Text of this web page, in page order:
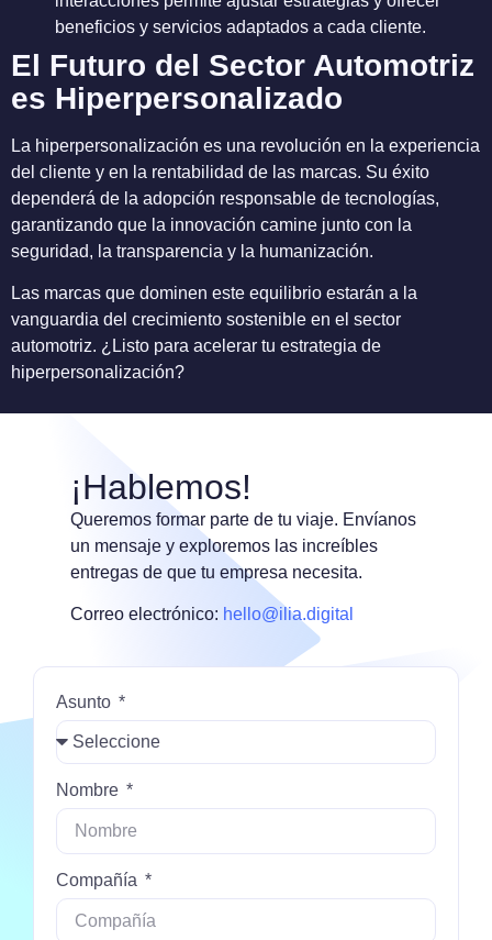
beneficios y servicios adaptados a cada cliente.
El Futuro del Sector Automotriz
es Hiperpersonalizado
La hiperpersonalización es una revolución en la experiencia
del cliente y en la rentabilidad de las marcas. Su éxito
dependerá de la adopción responsable de tecnologías,
garantizando que la innovación camine junto con la
seguridad, la transparencia y la humanización.
Las marcas que dominen este equilibrio estarán a la
vanguardia del crecimiento sostenible en el sector
automotriz. ¿Listo para acelerar tu estrategia de
hiperpersonalización?
Asunto
Nombre
Compañía
¡Hablemos!
Queremos formar parte de tu viaje. Envíanos
un mensaje y exploremos las increíbles
entregas de que tu empresa necesita.
Correo electrónico: hello@ilia.digital